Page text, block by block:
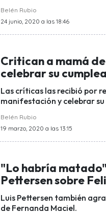
Belén Rubio
24 junio, 2020 a las 18:46
Critican a mamá
celebrar su
Las críticas las recibió por
manifestación y celebrar su
Belén Rubio
19 marzo, 2020 a las 13:15
"Lo habría
Pettersen sobre
Luis Pettersen también
de Fernanda Maciel.